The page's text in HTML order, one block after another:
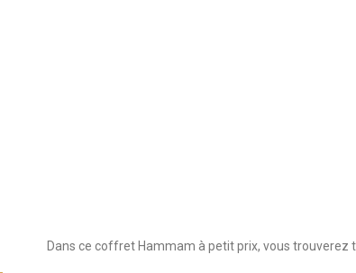
Dans ce coffret Hammam à petit prix, vous trouverez